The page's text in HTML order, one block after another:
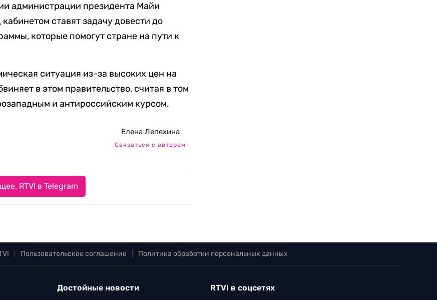
администрации президента Майи
ставят задачу довести до
которые помогут стране на пути к
ситуация из-за высоких цен на
в этом правительство, считая в том
и антироссийским курсом.
Елена Лепехина
Связаться с автором
RTVI в Telegram
Пользовательское соглашение Политика обработки персональных данных
Достойные новости RTVI в соцсетях